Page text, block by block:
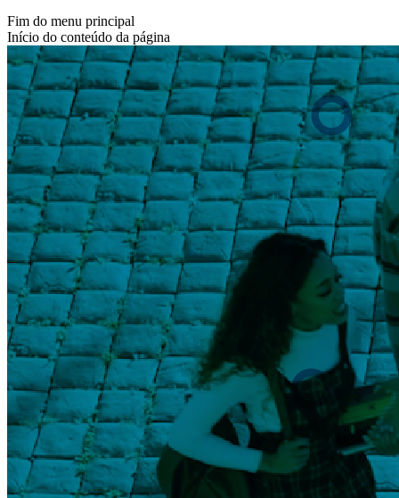
Fim do menu principal
Início do conteúdo da página